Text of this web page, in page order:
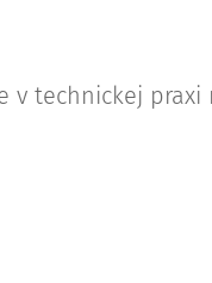
v technickej praxi